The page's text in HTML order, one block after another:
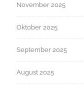
November 2025
Oktober 2025
September 2025
August 2025